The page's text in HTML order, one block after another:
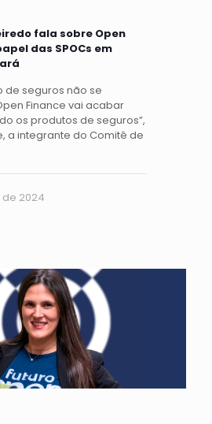
fala sobre Open
das SPOCs em
de seguros não se
Finance vai acabar
os produtos de seguros”,
a integrante do Comitê de
2024